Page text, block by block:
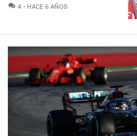
4 COMENTARIOS
HACE 6 AÑOS